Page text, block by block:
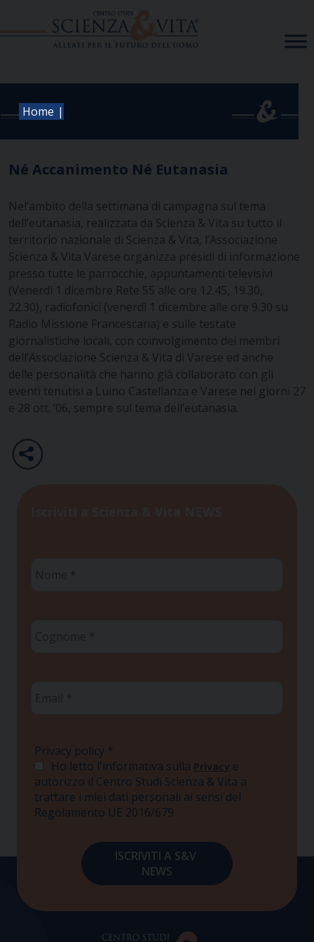
Home |
Né Accanimento Né Eutanasia
Nel’ambito della settimana di campagna sul tema
dell’eutanasia, realizzata da Scienza & Vita su tutto il
territorio nazionale di Scienza & Vita, l’Associazione
Scienza & Vita Varese organizza presidi di informazione
presso tutte le parrocchie, appuntamenti televisivi
(Venerdì 1 dicembre Rete 55 alle ore 12.45, 19.30,
22.30), radiofonici (venerdì 1 dicembre alle ore 9.30 su
Radio Missione Francescana) e sulle testate
giornalistiche locali, con coinvolgimento dei membri
dell’Associazione Scienza & Vita di Varese ed anche
delle personalità che hanno già collaborato con gli
eventi tenutisi a Luino Castellanza e Varese nei giorni 27
e 28 ott. ’06, sempre sul tema dell’eutanasia.
Privacy policy *
Ho letto l'informativa sulla Privacy e
autorizzo il Centro Studi Scienza & Vita a
trattare i miei dati personali ai sensi del
Regolamento UE 2016/679